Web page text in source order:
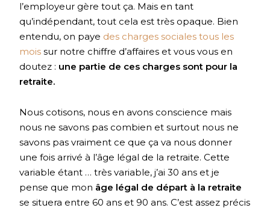
l’employeur gère tout ça. Mais en tant
qu’indépendant, tout cela est très opaque. Bien
entendu, on paye des charges sociales tous les
mois sur notre chiffre d’affaires et vous vous en
doutez : une partie de ces charges sont pour la
retraite.
Nous cotisons, nous en avons conscience mais
nous ne savons pas combien et surtout nous ne
savons pas vraiment ce que ça va nous donner
une fois arrivé à l’âge légal de la retraite. Cette
variable étant … très variable, j’ai 30 ans et je
pense que mon âge légal de départ à la retraite
se situera entre 60 ans et 90 ans. C’est assez précis